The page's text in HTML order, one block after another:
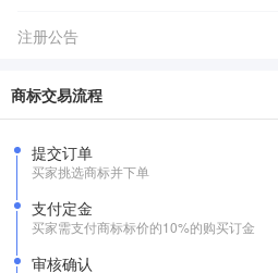
注册公告
商标交易流程
提交订单
买家挑选商标并下单
支付定金
买家需支付商标标价的10%的购买订金
审核确认